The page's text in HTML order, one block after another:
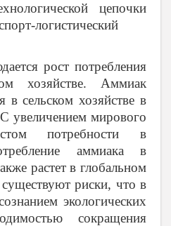
цепочки
логистический
рост потребления
хозяйстве. Аммиак
в сельском хозяйстве в
увеличением мирового
потребности в
аммиака в
растет в глобальном
риски, что в
экологических
сокращения